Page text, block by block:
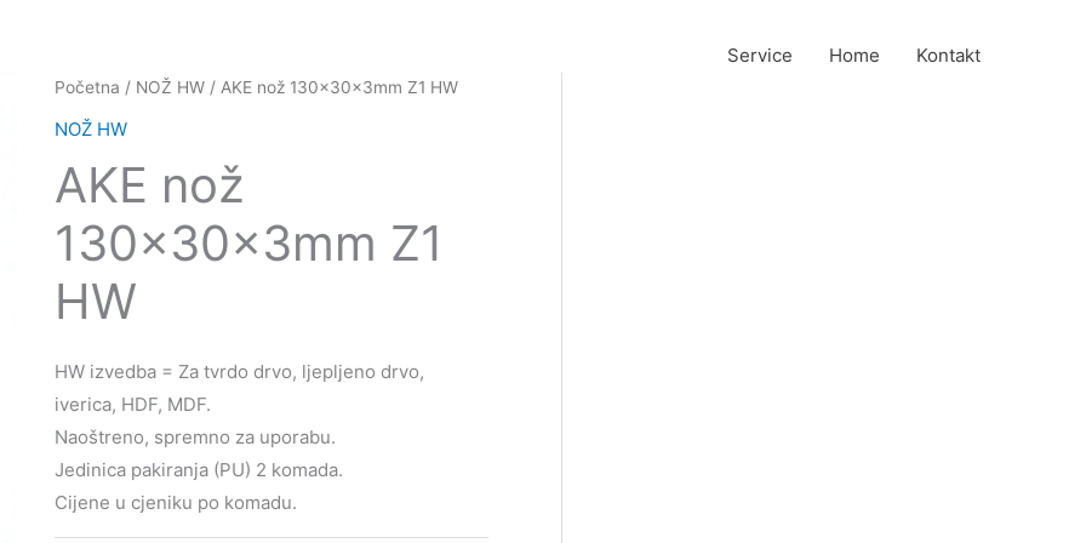
Service Home Kontakt
Početna / NOŽ HW/ AKE nož 130x30x3mm Z1 HW
NOŽ HW
AKE nož
130x30x3mm Z1
HW
HW izvedba = Za tvrdo drvo, ljepljeno drvo,
iverica, HDF, MDF.
Naoštreno, spremno za uporabu.
Jedinica pakiranja (PU) 2 komada.
Cijene u cjeniku po komadu.